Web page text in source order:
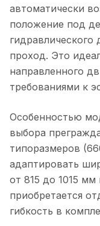
автоматически
положение под
проход. Это
направленного
требованиями к
Особенностью
выбора
типоразмеров
адаптировать
от 815 до 1015
приобретается
гибкость в